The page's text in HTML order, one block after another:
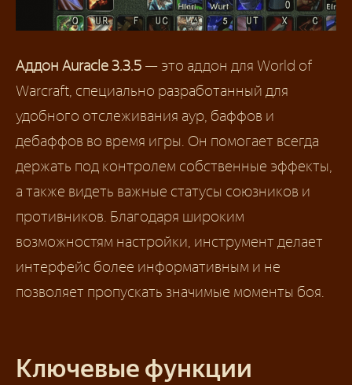
Аддон Auracle 3.3.5 — это аддон для World of
Warcraft, специально разработанный для
удобного отслеживания аур, баффов и
дебаффов во время игры. Он помогает всегда
держать под контролем собственные эффекты,
а также видеть важные статусы союзников и
противников. Благодаря широким
возможностям настройки, инструмент делает
интерфейс более информативным и не
позволяет пропускать значимые моменты боя.
Ключевые функции